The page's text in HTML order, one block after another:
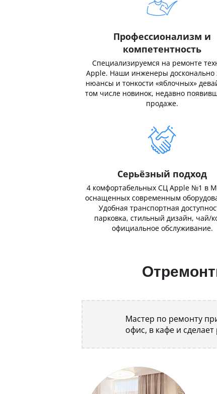
Профессионализм и
компетентность
Специализируемся на ремонте
Apple. Наши инженеры досконально
нюансы и тонкости «яблочных»
том числе новинок, недавно
продаже.
Серьёзный подход
4 комфортабельных СЦ Apple №1 в
оснащенных современным
Удобная транспортная
парковка, стильный дизайн, чай/
официальное обслуживание.
Мастер по ремонту
офис, в кафе и